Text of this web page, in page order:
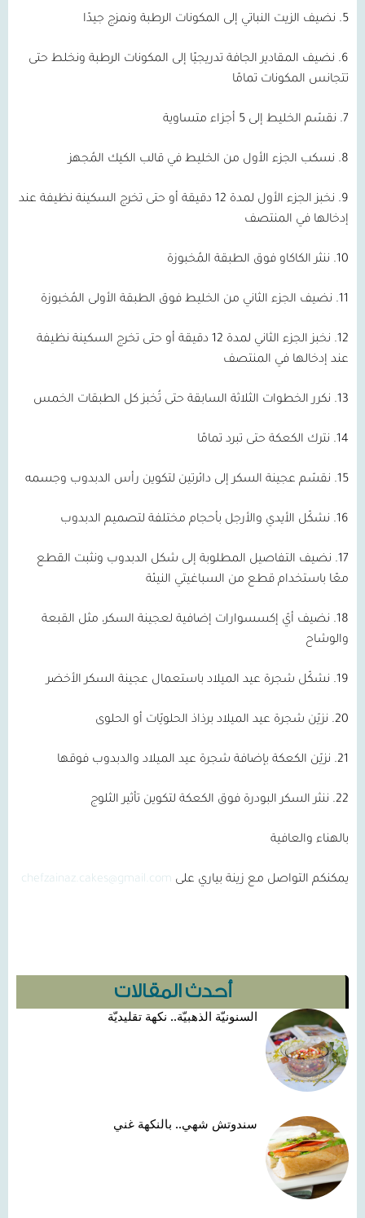
أحدث المقالات
السنونيّة الذهبيّة.. نكهة تقليديّة
سندوتش شهي.. بالنكهة غني
5. نضيف الزيت النباتي إلى المكونات الرطبة ونمزج جيدًا
6. نضيف المقادير الجافة تدريجيًا إلى المكونات الرطبة ونخلط حتى
تتجانس المكونات تمامًا
7. نقسّم الخليط إلى 5 أجزاء متساوية
8. نسكب الجزء الأول من الخليط في قالب الكيك المُجهز
9. نخبز الجزء الأول لمدة 12 دقيقة أو حتى تخرج السكينة نظيفة عند
إدخالها في المنتصف
10. ننثر الكاكاو فوق الطبقة المُخبوزة
11. نضيف الجزء الثاني من الخليط فوق الطبقة الأولى المُخبوزة
12. نخبز الجزء الثاني لمدة 12 دقيقة أو حتى تخرج السكينة نظيفة
عند إدخالها في المنتصف
13. نكرر الخطوات الثلاثة السابقة حتى تُخبز كل الطبقات الخمس
14. نترك الكعكة حتى تبرد تمامًا
15. نقسّم عجينة السكر إلى دائرتين لتكوين رأس الدبدوب وجسمه
16. نشكّل الأيدي والأرجل بأحجام مختلفة لتصميم الدبدوب
17. نضيف التفاصيل المطلوبة إلى شكل الدبدوب ونثبت القطع
معًا باستخدام قطع من السباغيتي النيئة
18. نضيف أيّ إكسسوارات إضافية لعجينة السكر، مثل القبعة
والوشاح
19. نشكّل شجرة عيد الميلاد باستعمال عجينة السكر الأخضر
20. نزيّن شجرة عيد الميلاد برذاذ الحلويّات أو الحلوى
21. نزيّن الكعكة بإضافة شجرة عيد الميلاد والدبدوب فوقها
22. ننثر السكر البودرة فوق الكعكة لتكوين تأثير الثلوج
بالهناء والعافية
يمكنكم التواصل مع زينة بياري على chefzainaz.cakes@gmail.com